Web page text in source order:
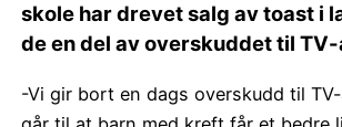
skole har drevet salg av toast i
de en del av overskuddet til
-Vi gir bort en dags overskudd til